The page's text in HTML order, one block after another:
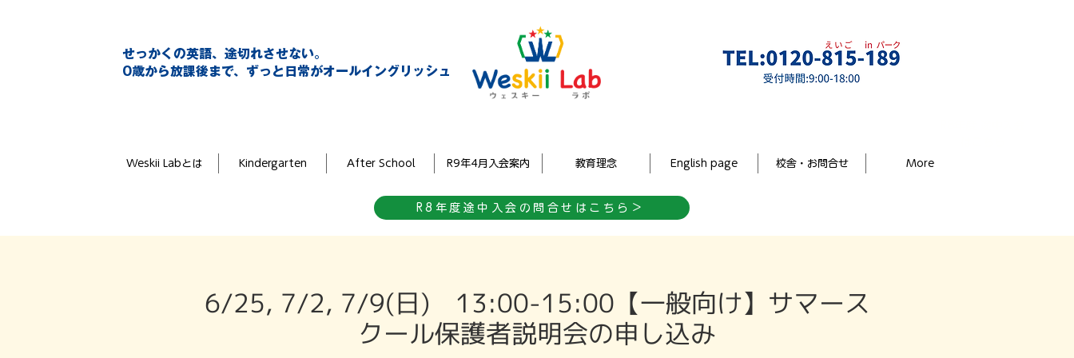
せっかくの英語、途切れさせない。
0歳から放課後まで、ずっと日常がオールイングリッシュ
Weskii Labとは Kindergarten After School R9年4月入会案内 教育理念 English page 校舎・お問合せ More
R8年度途中入会の問合せはこちら＞
6/25, 7/2, 7/9(日) 13:00-15:00【一般向け】サマース
クール保護者説明会の申し込み